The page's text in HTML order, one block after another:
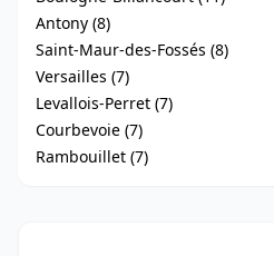
Antony (8)
Saint-Maur-des-Fossés (8)
Versailles (7)
Levallois-Perret (7)
Courbevoie (7)
Rambouillet (7)